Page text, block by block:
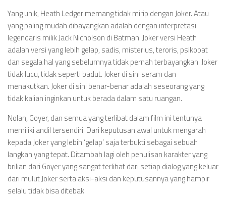
Yang unik, Heath Ledger memang tidak mirip dengan Joker. Atau
yang paling mudah dibayangkan adalah dengan interpretasi
legendaris milik Jack Nicholson di Batman. Joker versi Heath
adalah versi yang lebih gelap, sadis, misterius, teroris, psikopat
dan segala hal yang sebelumnya tidak pernah terbayangkan. Joker
tidak lucu, tidak seperti badut. Joker di sini seram dan
menakutkan. Joker di sini benar-benar adalah seseorang yang
tidak kalian inginkan untuk berada dalam satu ruangan.
Nolan, Goyer, dan semua yang terlibat dalam film ini tentunya
memiliki andil tersendiri. Dari keputusan awal untuk mengarah
kepada Joker yang lebih ‘gelap’ saja terbukti sebagai sebuah
langkah yang tepat. Ditambah lagi oleh penulisan karakter yang
brilian dari Goyer yang sangat terlihat dari setiap dialog yang keluar
dari mulut Joker serta aksi-aksi dan keputusannya yang hampir
selalu tidak bisa ditebak.